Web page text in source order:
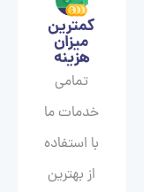
کمترین
میزان
هزینه
تمامی
خدمات ما
با استفاده
از بهترین